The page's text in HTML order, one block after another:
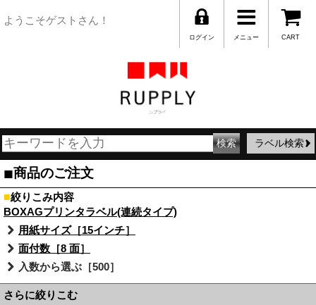
ようこそゲストさん！
CART
メニュー
ログイン
ラベル検索
■商品のご注文
■絞りこみ内容
BOXAGプリンタラベル(連続タイプ)
用紙サイズ［15インチ］
面付数［8 面］
入数から選ぶ［500］
さらに絞りこむ